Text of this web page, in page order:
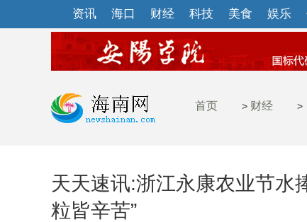
资讯 海口 财经 科技 美食 娱乐
首页 > 财经 >
天天速讯:浙江永康农业节水
粒皆辛苦”